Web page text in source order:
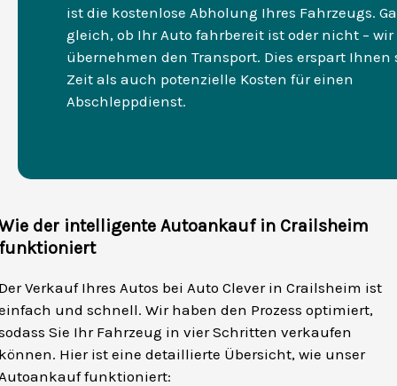
ist die kostenlose Abholung Ihres Fahrzeugs.
gleich, ob Ihr Auto fahrbereit ist oder nicht – wir
übernehmen den Transport. Dies erspart Ihnen
Zeit als auch potenzielle Kosten für einen
Abschleppdienst.
der intelligente Autoankauf in Crailsheim
Verkauf Ihres Autos bei Auto Clever in Crailsheim ist
und schnell. Wir haben den Prozess optimiert,
Sie Ihr Fahrzeug in vier Schritten verkaufen
Hier ist eine detaillierte Übersicht, wie unser
funktioniert: